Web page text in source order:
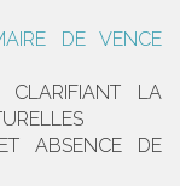
DE VENCE
CLARIFIANT LA
ABSENCE DE